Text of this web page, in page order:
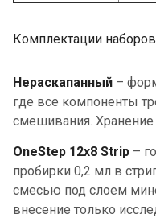
Комплектации наборов
Нераскапанный –
где все компоненты
смешивания. Хранение
OneStep 12х8 Strip –
пробирки 0,2 мл в
смесью под слоем
внесение только